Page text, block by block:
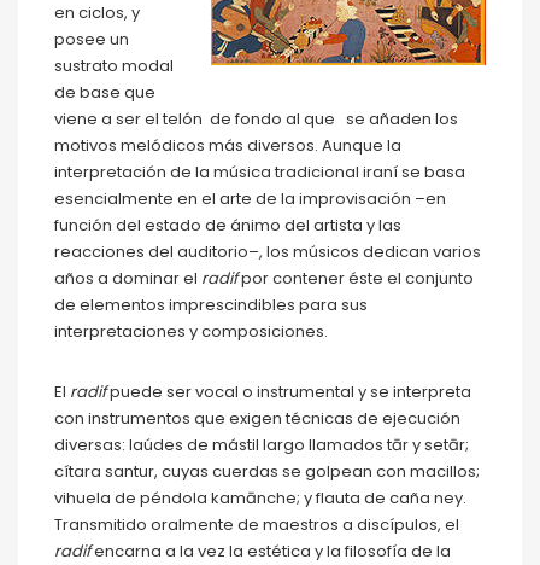
en ciclos, y
posee un
sustrato modal
de base que
viene a ser el telón de fondo al que se añaden los
motivos melódicos más diversos. Aunque la
interpretación de la música tradicional iraní se basa
esencialmente en el arte de la improvisación –en
función del estado de ánimo del artista y las
reacciones del auditorio–, los músicos dedican varios
años a dominar el radifpor contener éste el conjunto
de elementos imprescindibles para sus
interpretaciones y composiciones.
El radifpuede ser vocal o instrumental y se interpreta
con instrumentos que exigen técnicas de ejecución
diversas: laúdes de mástil largo llamados tār y setār;
cítara santur, cuyas cuerdas se golpean con macillos;
vihuela de péndola kamānche; y flauta de caña ney.
Transmitido oralmente de maestros a discípulos, el
radifencarna a la vez la estética y la filosofía de la